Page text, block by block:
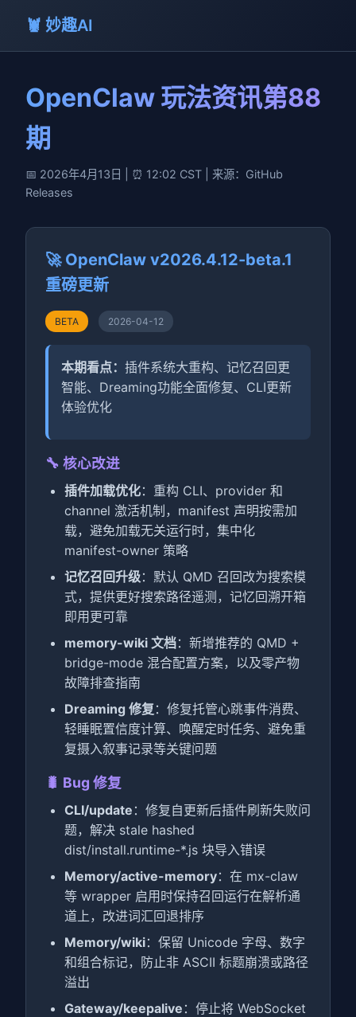
🦞 妙趣AI
OpenClaw 玩法资讯第88
期
📅 2026年4月13日 | ⏰ 12:02 CST | 来源：GitHub
Releases
🚀 OpenClaw v2026.4.12-beta.1
重磅更新
BETA 2026-04-12
本期看点： 插件系统大重构、记忆召回更
智能、Dreaming功能全面修复、CLI更新
体验优化
🔧 核心改进
插件加载优化：重构 CLI、provider 和
channel 激活机制，manifest 声明按需加
载，避免加载无关运行时，集中化
manifest-owner 策略
记忆召回升级：默认 QMD 召回改为搜索模
式，提供更好搜索路径遥测，记忆回溯开箱
即用更可靠
memory-wiki 文档：新增推荐的 QMD +
bridge-mode 混合配置方案，以及零产物
故障排查指南
Dreaming 修复 ：修复托管心跳事件消费、
轻睡眠置信度计算、唤醒定时任务、避免重
复摄入叙事记录等关键问题
🐛 Bug 修复
CLI/update ：修复自更新后插件刷新失败问
题，解决 stale hashed
dist/install.runtime-*.js 块导入错误
Memory/active-memory：在 mx-claw
等 wrapper 启用时保持召回运行在解析通
道上，改进词汇回退排序
Memory/wiki：保留 Unicode 字母、数字
和组合标记，防止非 ASCII 标题崩溃或路径
溢出
Gateway/keepalive ：停止将 WebSocket